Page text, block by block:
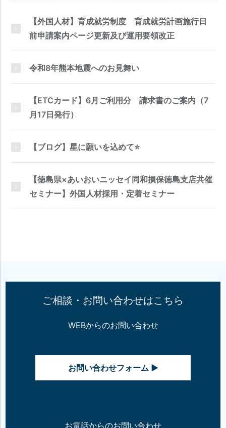
【外国人材】育成就労制度 育成就労計画施行日
前申請案内ページ更新及び運用要領改正
令和8年熊本地震へのお見舞い
【ETCカード】6月ご利用分 請求書のご案内（7
月17日発行）
【ブログ】星に願いを込めて⭐
【徳島県×あいおいニッセイ同和損保徳島支店共催
セミナー】外国人材採用・定着セミナー
ご相談・お問い合わせはこちら
WEBからのお問い合わせ
お問い合わせフォーム ▶
お電話からのお問い合わせ